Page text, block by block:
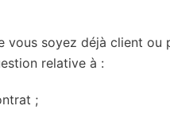
soyez déjà client ou
relative à :
;